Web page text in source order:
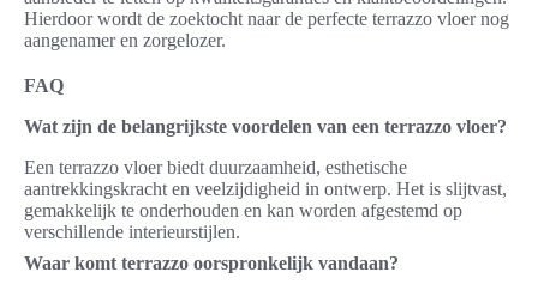
Hierdoor wordt de zoektocht naar de perfecte terrazzo vloer nog
aangenamer en zorgelozer.
FAQ
Wat zijn de belangrijkste voordelen van een terrazzo vloer?
Een terrazzo vloer biedt duurzaamheid, esthetische
aantrekkingskracht en veelzijdigheid in ontwerp. Het is slijtvast,
gemakkelijk te onderhouden en kan worden afgestemd op
verschillende interieurstijlen.
Waar komt terrazzo oorspronkelijk vandaan?